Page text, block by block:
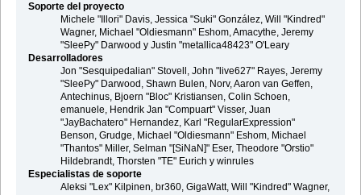
Soporte del proyecto
Michele "Illori" Davis, Jessica "Suki" González, Will "Kindred"
Wagner, Michael "Oldiesmann" Eshom, Amacythe, Jeremy
"SleePy" Darwood y Justin "metallica48423" O'Leary
Desarrolladores
Jon "Sesquipedalian" Stovell, John "live627" Rayes, Jeremy
"SleePy" Darwood, Shawn Bulen, Norv, Aaron van Geffen,
Antechinus, Bjoern "Bloc" Kristiansen, Colin Schoen,
emanuele, Hendrik Jan "Compuart" Visser, Juan
"JayBachatero" Hernandez, Karl "RegularExpression"
Benson, Grudge, Michael "Oldiesmann" Eshom, Michael
"Thantos" Miller, Selman "[SiNaN]" Eser, Theodore "Orstio"
Hildebrandt, Thorsten "TE" Eurich y winrules
Especialistas de soporte
Aleksi "Lex" Kilpinen, br360, GigaWatt, Will "Kindred" Wagner,